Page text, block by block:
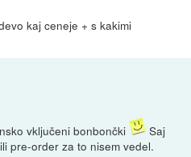
kaj ceneje + s kakimi
vključeni bonbončki
Saj
pre-order za to nisem vedel.